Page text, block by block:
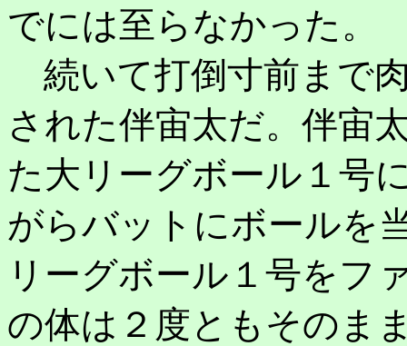
でには至らなかった。
続いて打倒寸前まで
された伴宙太だ。伴宙
た大リーグボール１号
がらバットにボールを
リーグボール１号をフ
の体は２度ともそのま